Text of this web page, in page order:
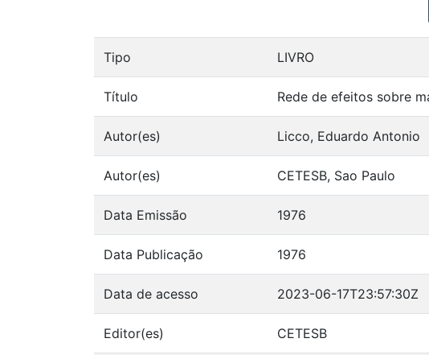
Tipo LIVRO
Título Rede de efeitos sobre
Autor(es) Licco, Eduardo Antonio
Autor(es) CETESB, Sao Paulo
Data Emissão 1976
Data Publicação 1976
Data de acesso 2023-06-17T23:57:30Z
Editor(es) CETESB